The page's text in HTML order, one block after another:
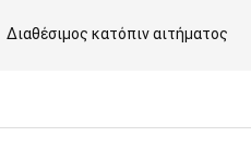
Διαθέσιμος κατόπιν αιτήματος